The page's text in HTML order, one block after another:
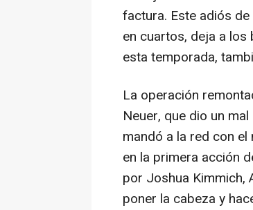
factura. Este adiós
en cuartos, deja a
esta temporada,
La operación
Neuer, que dio un
mandó a la red con
en la primera acción
por Joshua Kimmich,
poner la cabeza y